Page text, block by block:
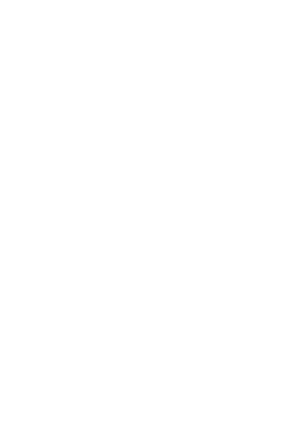
方法，甩柜后